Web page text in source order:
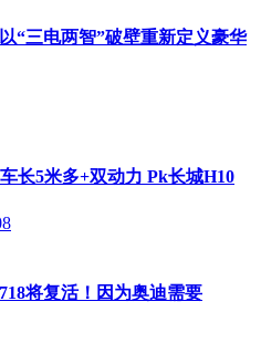
“三电两智”破壁重新定义豪华
长5米多+双动力 Pk长城H10
将复活！因为奥迪需要